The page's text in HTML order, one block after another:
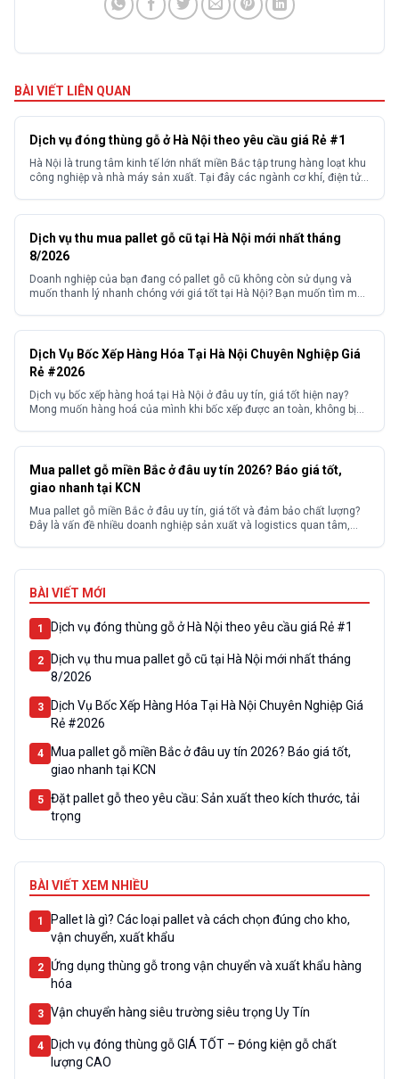
BÀI VIẾT LIÊN QUAN
Dịch vụ đóng thùng gỗ ở Hà Nội theo yêu cầu giá Rẻ #1
Hà Nội là trung tâm kinh tế lớn nhất miền Bắc tập trung hàng loạt khu
công nghiệp và nhà máy sản xuất. Tại đây các ngành cơ khí, điện tử,
Dịch vụ thu mua pallet gỗ cũ tại Hà Nội mới nhất tháng
8/2026
Doanh nghiệp của bạn đang có pallet gỗ cũ không còn sử dụng và
muốn thanh lý nhanh chóng với giá tốt tại Hà Nội? Bạn muốn tìm một
Dịch Vụ Bốc Xếp Hàng Hóa Tại Hà Nội Chuyên Nghiệp Giá
Rẻ #2026
Dịch vụ bốc xếp hàng hoá tại Hà Nội ở đâu uy tín, giá tốt hiện nay?
Mong muốn hàng hoá của mình khi bốc xếp được an toàn, không bị
Mua pallet gỗ miền Bắc ở đâu uy tín 2026? Báo giá tốt,
giao nhanh tại KCN
Mua pallet gỗ miền Bắc ở đâu uy tín, giá tốt và đảm bảo chất lượng?
Đây là vấn đề nhiều doanh nghiệp sản xuất và logistics quan tâm,
BÀI VIẾT MỚI
1 Dịch vụ đóng thùng gỗ ở Hà Nội theo yêu cầu giá Rẻ #1
2
Dịch vụ thu mua pallet gỗ cũ tại Hà Nội mới nhất tháng
8/2026
3
Dịch Vụ Bốc Xếp Hàng Hóa Tại Hà Nội Chuyên Nghiệp Giá
Rẻ #2026
4
Mua pallet gỗ miền Bắc ở đâu uy tín 2026? Báo giá tốt,
giao nhanh tại KCN
5
Đặt pallet gỗ theo yêu cầu: Sản xuất theo kích thước, tải
trọng
BÀI VIẾT XEM NHIỀU
1
Pallet là gì? Các loại pallet và cách chọn đúng cho kho,
vận chuyển, xuất khẩu
2
Ứng dụng thùng gỗ trong vận chuyển và xuất khẩu hàng
hóa
3 Vận chuyển hàng siêu trường siêu trọng Uy Tín
4
Dịch vụ đóng thùng gỗ GIÁ TỐT – Đóng kiện gỗ chất
lượng CAO